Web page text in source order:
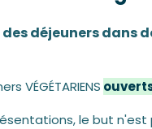
déjeuners dans
VÉGÉTARIENS
le but